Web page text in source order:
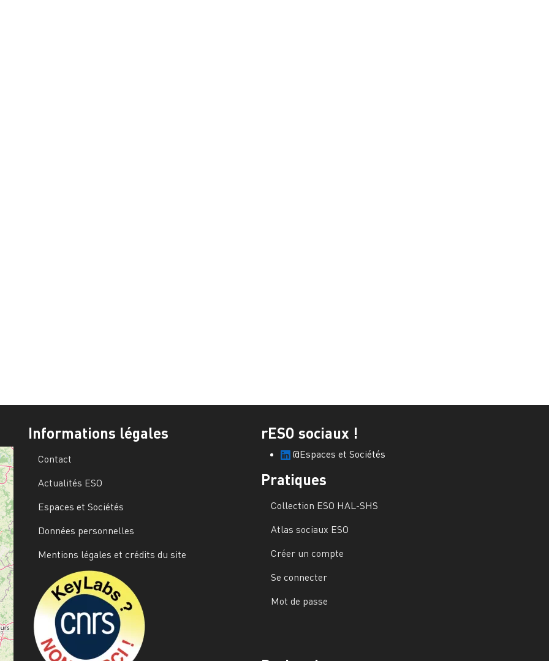
Informations légales
Contact
Actualités ESO
Espaces et Sociétés
Données personnelles
Mentions légales et crédits du site
rESO sociaux !
@Espaces et Sociétés
Pratiques
Collection ESO HAL-SHS
Atlas sociaux ESO
Créer un compte
Se connecter
Mot de passe